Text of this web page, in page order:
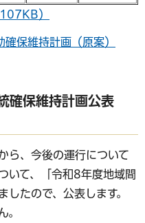
）
保維持計画（原案）
確保維持計画公表
ら、今後の運行について
いて、「令和8年度地域間
たので、公表します。
。